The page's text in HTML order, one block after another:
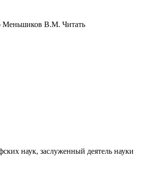
Меньшиков В.М. Читать
наук, заслуженный деятель науки